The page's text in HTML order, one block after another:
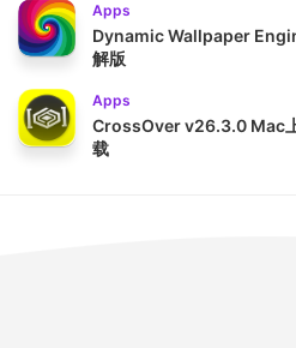
Apps
Dynamic Wallpaper
解版
Apps
CrossOver v26.3.0 Mac
载